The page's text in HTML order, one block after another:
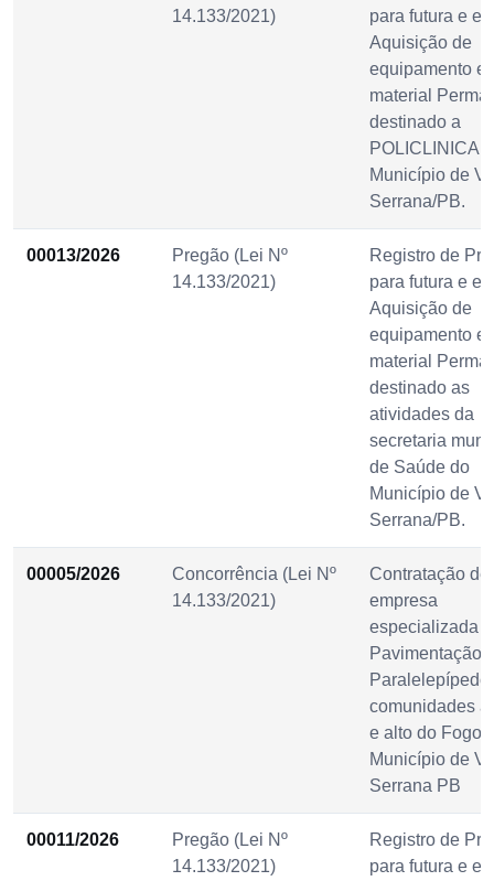
14.133/2021)
para futura e
Aquisição de
equipamento e
material
destinado a
POLICLINICA
Município de
Serrana/PB.
00013/2026
Pregão (Lei Nº
14.133/2021)
Registro de
para futura e
Aquisição de
equipamento e
material
destinado as
atividades da
secretaria
de Saúde do
Município de
Serrana/PB.
00005/2026
Concorrência (Lei Nº
14.133/2021)
Contratação de
empresa
especializada
Pavimentação
Paralelepípedo
comunidades
e alto do Fogo
Município de
Serrana PB
00011/2026
Pregão (Lei Nº
14.133/2021)
Registro de
para futura e